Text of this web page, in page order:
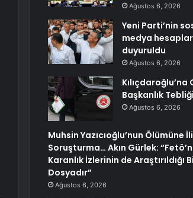
Ağustos 6, 2026
Yeni Parti’nin
medya
duyuruldu
Ağustos 6, 2026
Kılıçdaroğlu’na
Başkanlık Tebliği
Ağustos 6, 2026
Muhsin Yazıcıoğlu’nun Ölümüne
Soruşturma… Akın Gürlek:
Karanlık İzlerinin de Araştırıldığı
Dosyadır”
Ağustos 6, 2026